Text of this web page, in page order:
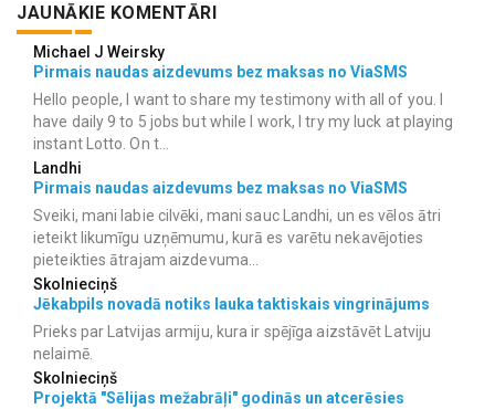
JAUNĀKIE KOMENTĀRI
Michael J Weirsky
Pirmais naudas aizdevums bez maksas no ViaSMS
Hello people, I want to share my testimony with all of you. I
have daily 9 to 5 jobs but while I work, I try my luck at playing
instant Lotto. On t...
Landhi
Pirmais naudas aizdevums bez maksas no ViaSMS
Sveiki, mani labie cilvēki, mani sauc Landhi, un es vēlos ātri
ieteikt likumīgu uzņēmumu, kurā es varētu nekavējoties
pieteikties ātrajam aizdevuma...
Skolnieciņš
Jēkabpils novadā notiks lauka taktiskais vingrinājums
Prieks par Latvijas armiju, kura ir spējīga aizstāvēt Latviju
nelaimē.
Skolnieciņš
Projektā "Sēlijas mežabrāļi" godinās un atcerēsies